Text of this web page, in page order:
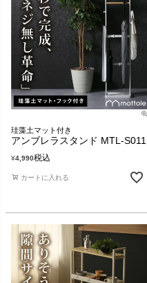
珪藻土マット付き
アンブレラスタンド MTL-S011
¥4,990税込
カートに入れる